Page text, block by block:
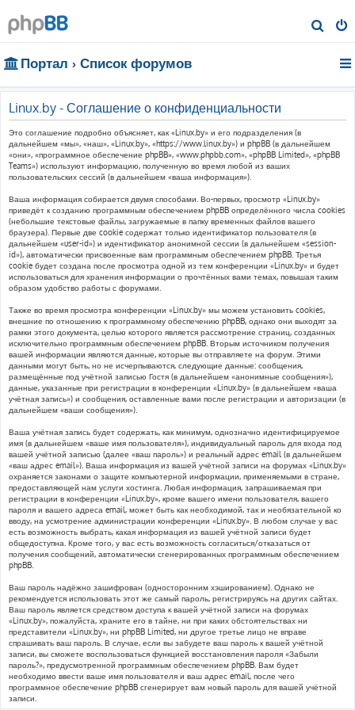
о
Портал Список форумов
Linux.by - Соглашение о конфиденциальности
Это соглашение подробно объясняет, как «Linux.by» и его подразделения (в
дальнейшем «мы», «наш», «Linux.by», «https://www.linux.by») и phpBB (в дальнейшем
«они», «программное обеспечение phpBB», «www.phpbb.com», «phpBB Limited», «phpBB
Teams») используют информацию, полученную во время любой из ваших
пользовательских сессий (в дальнейшем «ваша информация»).
Ваша информация собирается двумя способами. Во-первых, просмотр «Linux.by»
приведёт к созданию программным обеспечением phpBB определённого числа cookies
(небольшие текстовые файлы, загружаемые в папку временных файлов вашего
браузера). Первые две cookie содержат только идентификатор пользователя (в
дальнейшем «user-id») и идентификатор анонимной сессии (в дальнейшем «session-
id»), автоматически присвоенные вам программным обеспечением phpBB. Третья
cookie будет создана после просмотра одной из тем конференции «Linux.by» и будет
использоваться для хранения информации о прочтённых вами темах, повышая таким
образом удобство работы с форумами.
Также во время просмотра конференции «Linux.by» мы можем установить cookies,
внешние по отношению к программному обеспечению phpBB, однако они выходят за
рамки этого документа, целью которого является рассмотрение страниц, созданных
исключительно программным обеспечением phpBB. Вторым источником получения
вашей информации являются данные, которые вы отправляете на форум. Этими
данными могут быть, но не исчерпываются, следующие данные: сообщения,
размещённые под учётной записью Гостя (в дальнейшем «анонимные сообщения»),
данные, указанные при регистрации в конференции «Linux.by» (в дальнейшем «ваша
учётная запись») и сообщения, оставленные вами после регистрации и авторизации (в
дальнейшем «ваши сообщения»).
Ваша учётная запись будет содержать, как минимум, однозначно идентифицируемое
имя (в дальнейшем «ваше имя пользователя»), индивидуальный пароль для входа под
вашей учётной записью (далее «ваш пароль») и реальный адрес email (в дальнейшем
«ваш адрес email»). Ваша информация из вашей учётной записи на форумах «Linux.by»
охраняется законами о защите компьютерной информации, применяемыми в стране,
предоставляющей нам услуги хостинга. Любая информация, запрашиваемая при
регистрации в конференции «Linux.by», кроме вашего имени пользователя, вашего
пароля и вашего адреса email, может быть как необходимой, так и необязательной ко
вводу, на усмотрение администрации конференции «Linux.by». В любом случае у вас
есть возможность выбрать, какая информация из вашей учётной записи будет
общедоступна. Кроме того, у вас есть возможность согласиться/отказаться от
получения сообщений, автоматически сгенерированных программным обеспечением
phpBB.
Ваш пароль надёжно зашифрован (односторонним хэшированием). Однако не
рекомендуется использовать этот же самый пароль, регистрируясь на других сайтах.
Ваш пароль является средством доступа к вашей учётной записи на форумах
«Linux.by», пожалуйста, храните его в тайне, ни при каких обстоятельствах ни
представители «Linux.by», ни phpBB Limited, ни другое третье лицо не вправе
спрашивать ваш пароль. В случае, если вы забудете ваш пароль к вашей учётной
записи, вы сможете воспользоваться функцией восстановления пароля «Забыли
пароль?», предусмотренной программным обеспечением phpBB. Вам будет
необходимо ввести ваше имя пользователя и ваш адрес email, после чего
программное обеспечение phpBB сгенерирует вам новый пароль для вашей учётной
записи.